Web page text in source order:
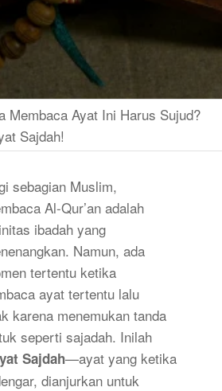
Membaca Ayat Ini Harus Sujud?
Sajdah!
sebagian Muslim,
Al-Qur’an adalah
ibadah yang
Namun, ada
tertentu ketika
ayat tertentu lalu
karena menemukan tanda
seperti sajadah. Inilah
Sajdah—ayat yang ketika
dianjurkan untuk